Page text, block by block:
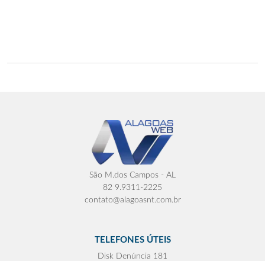
São M.dos Campos - AL
82 9.9311-2225
contato@alagoasnt.com.br
TELEFONES ÚTEIS
Disk Denúncia 181